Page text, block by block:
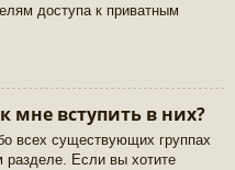
доступа к приватным
мне вступить в них?
всех существующих группах
Если вы хотите